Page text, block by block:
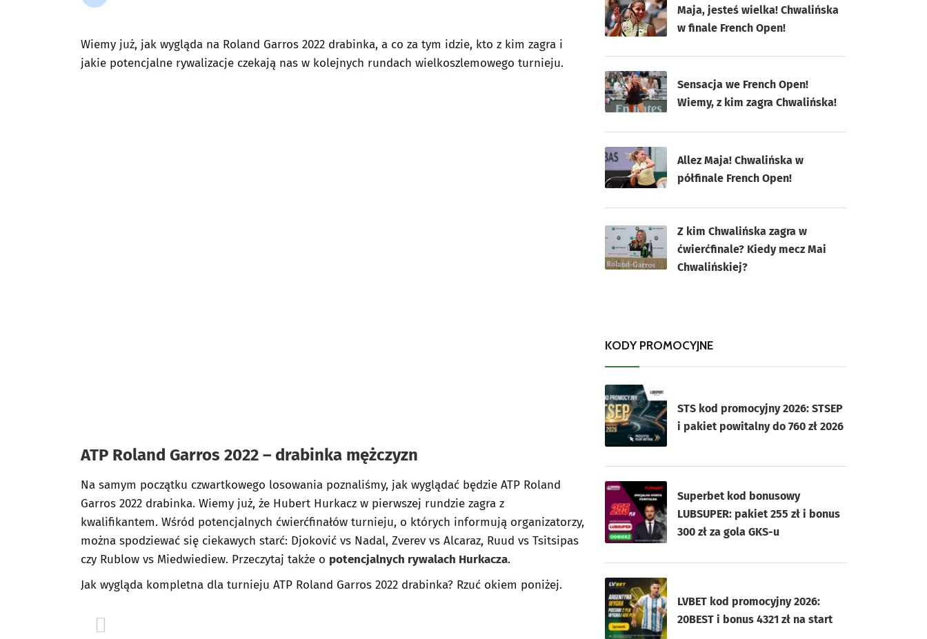
Wiemy już, jak wygląda na Roland Garros 2022 drabinka, a co za tym idzie, kto z kim zagra i
jakie potencjalne rywalizacje czekają nas w kolejnych rundach wielkoszlemowego turnieju.
ATP Roland Garros 2022 – drabinka mężczyzn
Na samym początku czwartkowego losowania poznaliśmy, jak wyglądać będzie ATP Roland
Garros 2022 drabinka. Wiemy już, że Hubert Hurkacz w pierwszej rundzie zagra z
kwalifikantem. Wśród potencjalnych ćwierćfinałów turnieju, o których informują organizatorzy,
można spodziewać się ciekawych starć: Djoković vs Nadal, Zverev vs Alcaraz, Ruud vs Tsitsipas
czy Rublow vs Miedwiediew. Przeczytaj także o potencjalnych rywalach Hurkacza.
Jak wygląda kompletna dla turnieju ATP Roland Garros 2022 drabinka? Rzuć okiem poniżej.
Maja, jesteś wielka! Chwalińska
w finale French Open!
Sensacja we French Open!
Wiemy, z kim zagra Chwalińska!
Allez Maja! Chwalińska w
półfinale French Open!
Z kim Chwalińska zagra w
ćwierćfinale? Kiedy mecz Mai
Chwalińskiej?
KODY PROMOCYJNE
STS kod promocyjny 2026: STSEP
i pakiet powitalny do 760 zł 2026
Superbet kod bonusowy
LUBSUPER: pakiet 255 zł i bonus
300 zł za gola GKS-u
LVBET kod promocyjny 2026:
20BEST i bonus 4321 zł na start